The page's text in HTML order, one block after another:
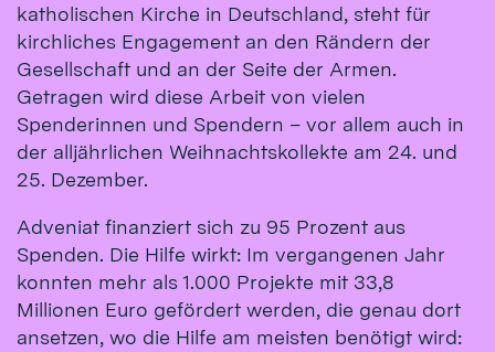
katholischen Kirche in Deutschland, steht für
kirchliches Engagement an den Rändern der
Gesellschaft und an der Seite der Armen.
Getragen wird diese Arbeit von vielen
Spenderinnen und Spendern – vor allem auch in
der alljährlichen Weihnachtskollekte am 24. und
25. Dezember.
Adveniat finanziert sich zu 95 Prozent aus
Spenden. Die Hilfe wirkt: Im vergangenen Jahr
konnten mehr als 1.000 Projekte mit 33,8
Millionen Euro gefördert werden, die genau dort
ansetzen, wo die Hilfe am meisten benötigt wird: